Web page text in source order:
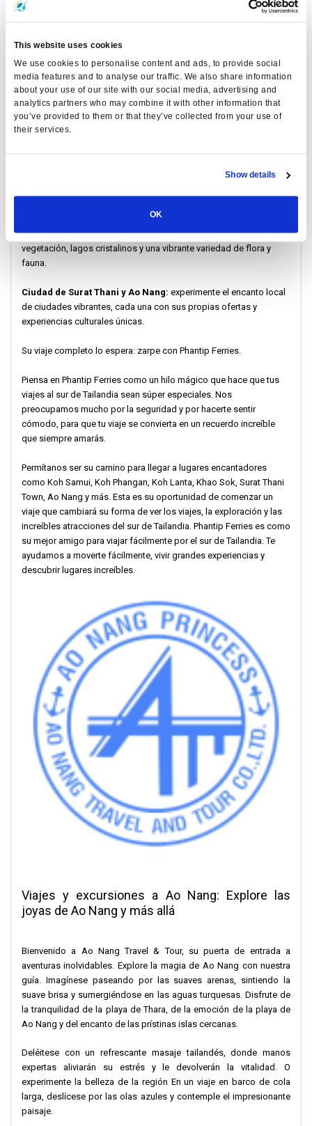
This website uses cookies
We use cookies to personalise content and ads, to provide social
media features and to analyse our traffic. We also share information
about your use of our site with our social media, advertising and
analytics partners who may combine it with other information that
you’ve provided to them or that they’ve collected from your use of
their services.
Show details
OK
convenientes.
experiencia de viaje sea aún más increíble!
De un vistazo: Explorando los diversos paisajes
Koh Samui y Koh Phangan:
Parque Nacional Khao Sok:Sumérgete en una exuberante
vegetación, lagos cristalinos y una vibrante variedad de flora y
fauna.
Ciudad de Surat Thani y Ao Nang: experimente el encanto local
de ciudades vibrantes, cada una con sus propias ofertas y
experiencias culturales únicas.
Su viaje completo lo espera: zarpe con Phantip Ferries.
Piensa en Phantip Ferries como un hilo mágico que hace que tus
viajes al sur de Tailandia sean súper especiales. Nos
preocupamos mucho por la seguridad y por hacerte sentir
cómodo, para que tu viaje se convierta en un recuerdo increíble
que siempre amarás.
Permítanos ser su camino para llegar a lugares encantadores
como Koh Samui, Koh Phangan, Koh Lanta, Khao Sok, Surat Thani
Town, Ao Nang y más. Esta es su oportunidad de comenzar un
viaje que cambiará su forma de ver los viajes, la exploración y las
increíbles atracciones del sur de Tailandia. Phantip Ferries es como
su mejor amigo para viajar fácilmente por el sur de Tailandia. Te
ayudamos a moverte fácilmente, vivir grandes experiencias y
descubrir lugares increíbles.
Viajes y excursiones a Ao Nang: Explore las
joyas de Ao Nang y más allá
Bienvenido a Ao Nang Travel & Tour, su puerta de entrada a
aventuras inolvidables. Explore la magia de Ao Nang con nuestra
guía. Imagínese paseando por las suaves arenas, sintiendo la
suave brisa y sumergiéndose en las aguas turquesas. Disfrute de
la tranquilidad de la playa de Thara, de la emoción de la playa de
Ao Nang y del encanto de las prístinas islas cercanas.
Deléitese con un refrescante masaje tailandés, donde manos
expertas aliviarán su estrés y le devolverán la vitalidad. O
experimente la belleza de la región En un viaje en barco de cola
larga, deslícese por las olas azules y contemple el impresionante
paisaje.